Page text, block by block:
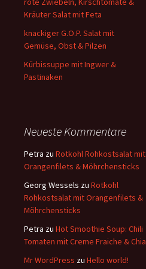
Kräuter Salat mit Feta
knackiger G.O.P. Salat mit
Gemüse, Obst & Pilzen
Kürbissuppe mit Ingwer &
Pastinaken
Neueste Kommentare
Petra zu Rotkohl Rohkostsalat mit
Orangenfilets & Möhrchensticks
Georg Wessels zu Rotkohl
Rohkostsalat mit Orangenfilets &
Möhrchensticks
Petra zu Hot Smoothie Soup: Chili
Tomaten mit Creme Fraiche & Chia
Mr WordPress zu Hello world!